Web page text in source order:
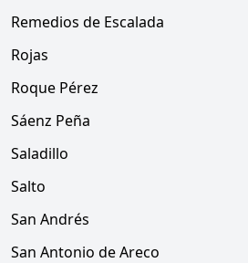
Remedios de Escalada
Rojas
Roque Pérez
Sáenz Peña
Saladillo
Salto
San Andrés
San Antonio de Areco